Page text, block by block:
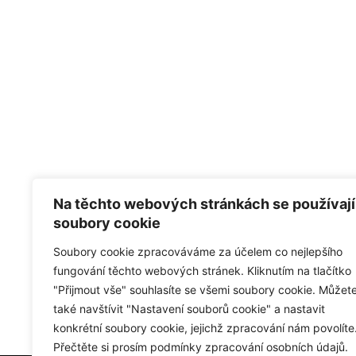
Na těchto webových stránkách se používají
soubory cookie
Soubory cookie zpracováváme za účelem co nejlepšího
fungování těchto webových stránek. Kliknutím na tlačítko
"Přijmout vše" souhlasíte se všemi soubory cookie.
také navštívit "Nastavení souborů cookie" a nastavit
konkrétní soubory cookie, jejichž zpracování nám
Přečtěte si prosím podmínky zpracování osobních údajů.